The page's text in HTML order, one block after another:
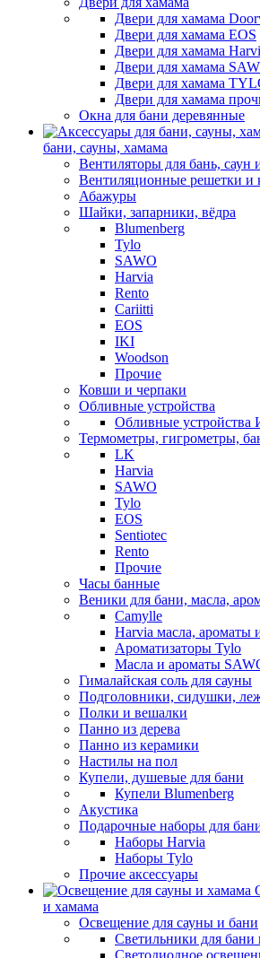
Двери для хамама
Двери для хамама EOS
Двери для хамама
Двери для хамама
Двери для хамама
Двери для хамама
Окна для бани деревянные
бани, сауны, хамама
Вентиляторы для бань, саун
Вентиляционные решетки и
Абажуры
Шайки, запарники, вёдра
Blumenberg
Tylo
SAWO
Harvia
Rento
Cariitti
EOS
IKI
Woodson
Прочие
Ковши и черпаки
Обливные устройства
Обливные устройства
Термометры, гигрометры,
LK
Harvia
SAWO
Tylo
EOS
Sentiotec
Rento
Прочие
Часы банные
Веники для бани, масла,
Camylle
Harvia масла, ароматы
Ароматизаторы Tylo
Масла и ароматы
Гималайская соль для сауны
Подголовники, сидушки,
Полки и вешалки
Панно из дерева
Панно из керамики
Настилы на пол
Купели, душевые для бани
Купели Blumenberg
Акустика
Подарочные наборы для
Наборы Harvia
Наборы Tylo
Прочие аксессуары
и хамама
Освещение для сауны и бани
Светильники для бани
Светодиодное